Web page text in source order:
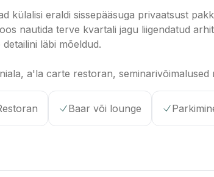
külalisi eraldi sissepääsuga privaatsust
nautida terve kvartali jagu liigendatud
läbi mõeldud.
a'la carte restoran, seminarivõimalused
Baar või lounge